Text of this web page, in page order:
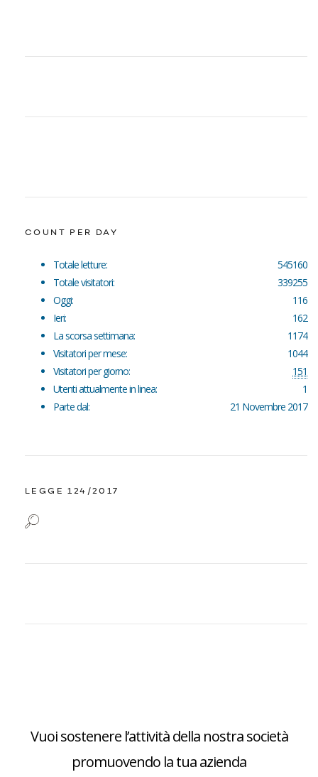
COUNT PER DAY
545160
Totale letture:
339255
Totale visitatori:
116
Oggi:
162
Ieri:
1174
La scorsa settimana:
1044
Visitatori per mese:
151
Visitatori per giorno:
1
Utenti attualmente in linea:
21 Novembre 2017
Parte dal:
LEGGE 124/2017
Vuoi sostenere l’attività della nostra società
promuovendo la tua azienda